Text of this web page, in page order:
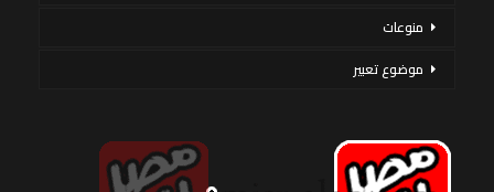
منوعات
موضوع تعبير